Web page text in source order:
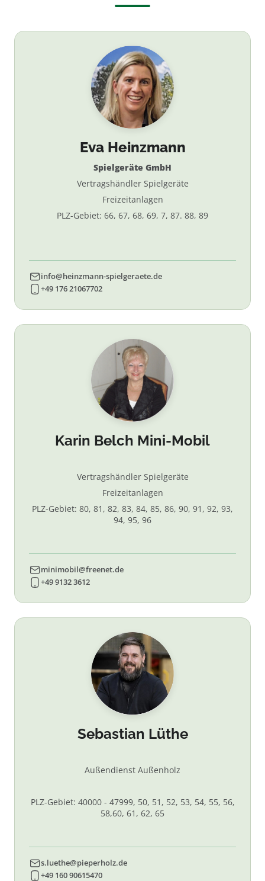
Eva Heinzmann
Spielgeräte GmbH
Vertragshändler Spielgeräte
Freizeitanlagen
PLZ-Gebiet: 66, 67, 68, 69, 7, 87. 88, 89
info@heinzmann-spielgeraete.de
+49 176 21067702
Karin Belch Mini-Mobil
Vertragshändler Spielgeräte
Freizeitanlagen
PLZ-Gebiet: 80, 81, 82, 83, 84, 85, 86, 90, 91, 92, 93,
94, 95, 96
minimobil@freenet.de
+49 9132 3612
Sebastian Lüthe
Außendienst Außenholz
PLZ-Gebiet: 40000 - 47999, 50, 51, 52, 53, 54, 55, 56,
58,60, 61, 62, 65
s.luethe@pieperholz.de
+49 160 90615470